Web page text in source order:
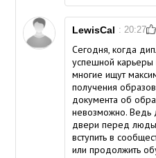
LewisCal : 20:27
Сегодня, когда
успешной
многие ищут
получения
документа об
невозможно. Ведь
двери перед
вступить в
или продолжить